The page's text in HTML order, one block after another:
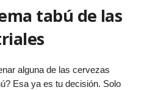
tabú de las
alguna de las cervezas
Esa ya es tu decisión. Solo